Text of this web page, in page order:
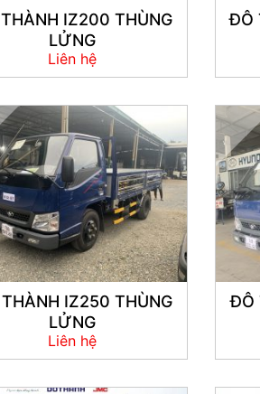
IZ200 THÙNG
LỬNG
Liên hệ
ĐÔ
IZ250 THÙNG
LỬNG
Liên hệ
ĐÔ